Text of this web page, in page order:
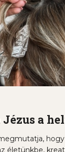
a
életünkbe,